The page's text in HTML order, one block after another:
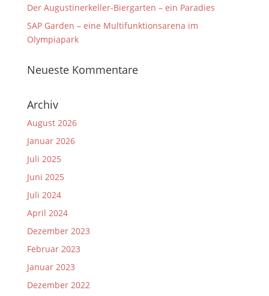
Der Augustinerkeller-Biergarten – ein Paradies
SAP Garden – eine Multifunktionsarena im
Olympiapark
Neueste Kommentare
Archiv
August 2026
Januar 2026
Juli 2025
Juni 2025
Juli 2024
April 2024
Dezember 2023
Februar 2023
Januar 2023
Dezember 2022